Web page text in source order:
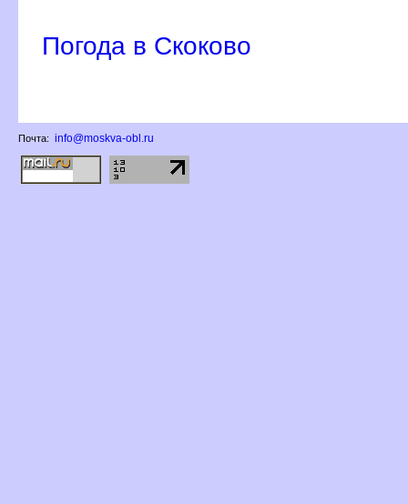
Погода в Скоково
Почта: info@moskva-obl.ru